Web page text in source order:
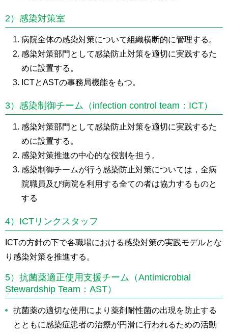
2）感染対策室
病院全体の感染対策について組織横断的に管理する。
感染対策部門として感染防止対策を適切に実践するた
めに設置する。
ICTとASTの事務局機能をもつ。
3）感染制御チーム（infection control team：ICT）
感染対策部門として感染防止対策を適切に実践するた
めに設置する。
感染対策推進の中心的な役割を担う。
感染制御チームが行う感染防止対策については，全病
院職員及び病院を利用する全ての者は協力するものと
する
4）ICTリンクスタッフ
ICTの方針の下で各職場における感染対策の実践モデルとな
り感染対策を推進する。
5）抗菌薬適正使用支援チーム（Antimicrobial
Stewardship Team：AST）
抗菌薬の適切な使用により薬剤耐性菌の出現を防止する
とともに感染症患者の治療が円滑に行われるための活動